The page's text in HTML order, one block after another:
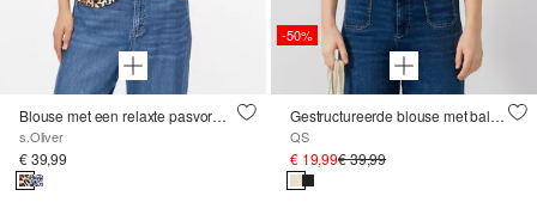
Blouse met een relaxte pasvorm en een all-over-print
s.Oliver
€ 39,99
-50%
Gestructureerde blouse met ballonmouwen
QS
€ 19,99€ 39,99